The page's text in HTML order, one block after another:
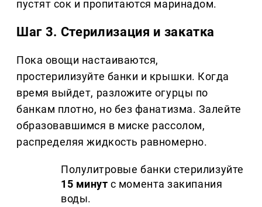
пустят сок и пропитаются маринадом.
Шаг 3. Стерилизация и закатка
Пока овощи настаиваются,
простерилизуйте банки и крышки. Когда
время выйдет, разложите огурцы по
банкам плотно, но без фанатизма. Залейте
образовавшимся в миске рассолом,
распределяя жидкость равномерно.
Полулитровые банки стерилизуйте
15 минут с момента закипания
воды.